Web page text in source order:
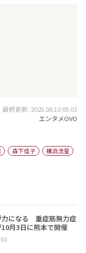
最終更新: 2025.08.10 05:03
エンタメOVO
森下佳子
横浜流星
力になる 重症筋無力症
月3日に熊本で開催